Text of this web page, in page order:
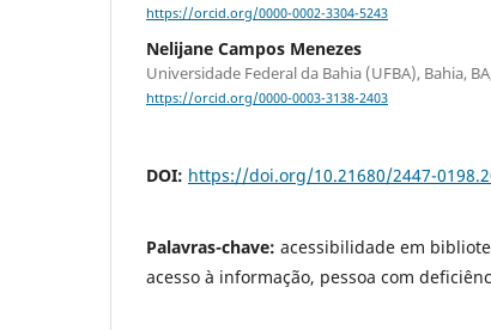
https://orcid.org/0000-0002-3304-5243
Nelijane Campos Menezes
Universidade Federal da Bahia (UFBA), Bahia,
https://orcid.org/0000-0003-3138-2403
DOI: https://doi.org/10.21680/2447-
Palavras-chave: acessibilidade em
acesso à informação, pessoa com